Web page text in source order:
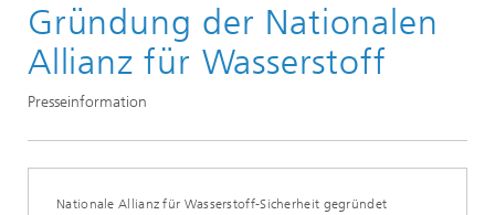
Presse
Gründung der Nationalen
Allianz für Wasserstoff
Presseinformation
Nationale Allianz für Wasserstoff-Sicherheit gegründet